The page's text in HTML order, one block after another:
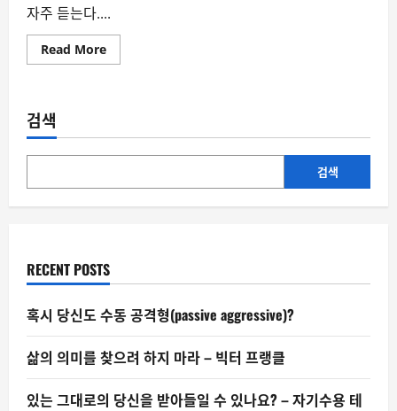
자주 듣는다....
Read MoreRead
more
그:
단
아
지
에
게
나
아
오
는
의
안
개
검색
검색
RECENT POSTS
혹시 당신도 수동 공격형(passive aggressive)?
삶의 의미를 찾으려 하지 마라 – 빅터 프랭클
있는 그대로의 당신을 받아들일 수 있나요? – 자기수용 테